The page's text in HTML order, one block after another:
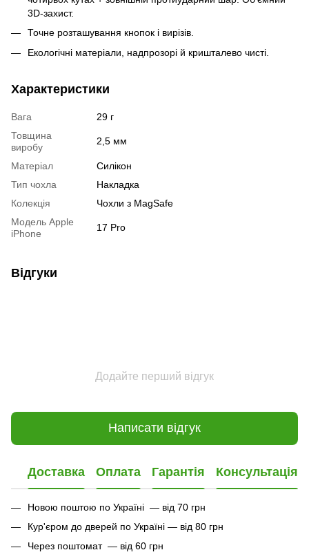
3D-захист.
Точне розташування кнопок і вирізів.
Екологічні матеріали, надпрозорі й кришталево чисті.
Характеристики
Вага
29 г
Товщина
виробу
2,5 мм
Матеріал
Силікон
Тип чохла
Накладка
Колекція
Чохли з MagSafe
Модель Apple
iPhone
17 Pro
Відгуки
Додайте перший відгук
Написати відгук
Доставка Оплата Гарантія Консультація
Новою поштою по Україні — від 70 грн
Кур'єром до дверей по Україні — від 80 грн
Через поштомат — від 60 грн